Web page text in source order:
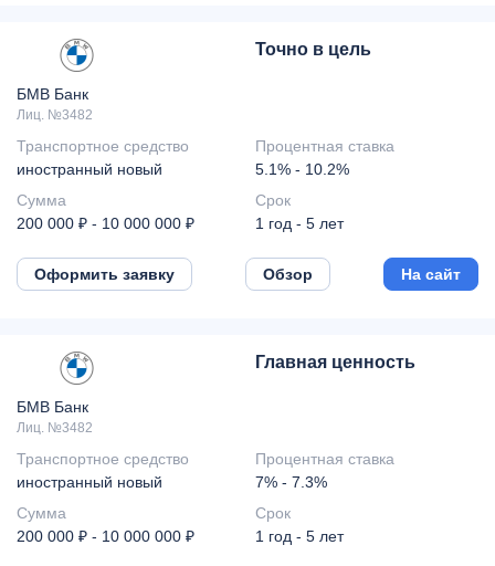
БМВ Банк
Лиц. №3482
Точно в цель
Транспортное средство
иностранный новый
Процентная ставка
5.1% - 10.2%
Сумма
200 000 ₽ - 10 000 000 ₽
Срок
1 год - 5 лет
Оформить заявку Обзор На сайт
БМВ Банк
Лиц. №3482
Главная ценность
Транспортное средство
иностранный новый
Процентная ставка
7% - 7.3%
Сумма
200 000 ₽ - 10 000 000 ₽
Срок
1 год - 5 лет